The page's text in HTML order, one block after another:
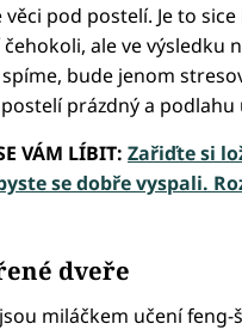
pod postelí. Je to
ale ve výsledku
bude jenom
prázdný a podlahu
VÁM LÍBIT: Zařiďte si
se dobře vyspali.
dveře
miláčkem učení feng-